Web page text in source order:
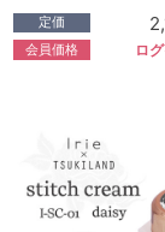
定価
会員価格 ロ